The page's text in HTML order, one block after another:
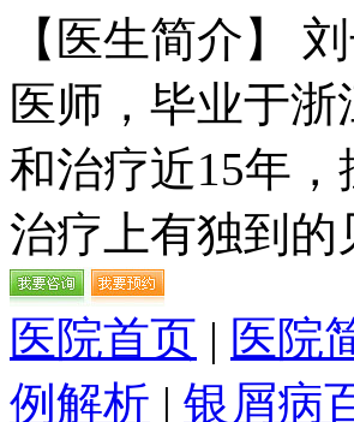
【医生简介】
医师，毕业于
和治疗近15年
治疗上有独到的
医院首页 | 医院
例解析 | 银屑病